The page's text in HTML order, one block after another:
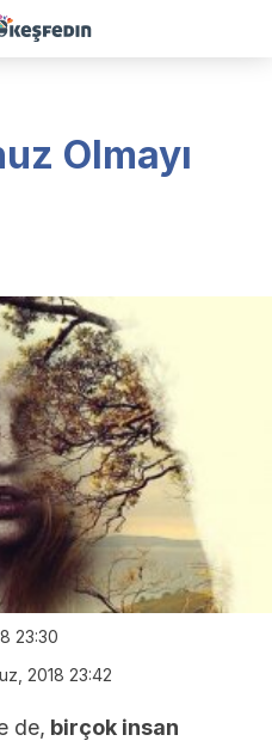
Olmayı
23:30
2018 23:42
de, birçok insan